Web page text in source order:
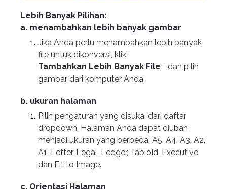
Lebih Banyak Pilihan:
a. menambahkan lebih banyak gambar
Jika Anda perlu menambahkan lebih banyak
file untuk dikonversi, klik”
Tambahkan Lebih Banyak File ” dan pilih
gambar dari komputer Anda.
b. ukuran halaman
Pilih pengaturan yang disukai dari daftar
dropdown. Halaman Anda dapat diubah
menjadi ukuran yang berbeda: A5, A4, A3, A2,
A1, Letter, Legal, Ledger, Tabloid, Executive
dan Fit to Image.
c. Orientasi Halaman